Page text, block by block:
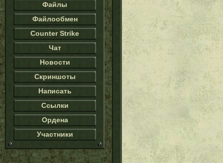
Файлы
Файлообмен
Counter Strike
Чат
Новости
Скриншоты
Написать
Ссылки
Ордена
Участники